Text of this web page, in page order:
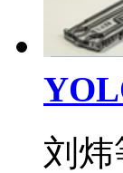
刘